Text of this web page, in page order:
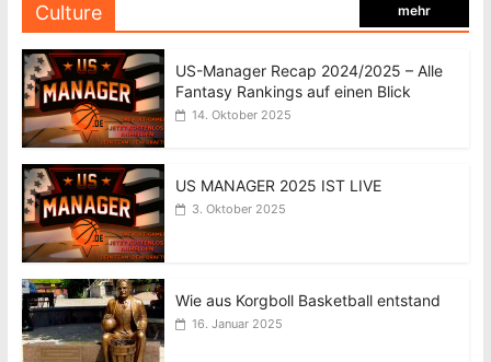
Culture mehr
US-Manager Recap 2024/2025 – Alle
Fantasy Rankings auf einen Blick
14. Oktober 2025
US MANAGER 2025 IST LIVE
3. Oktober 2025
Wie aus Korgboll Basketball entstand
16. Januar 2025